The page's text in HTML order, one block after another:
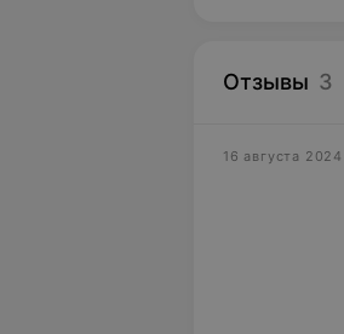
Отзывы 3
16 августа 2024